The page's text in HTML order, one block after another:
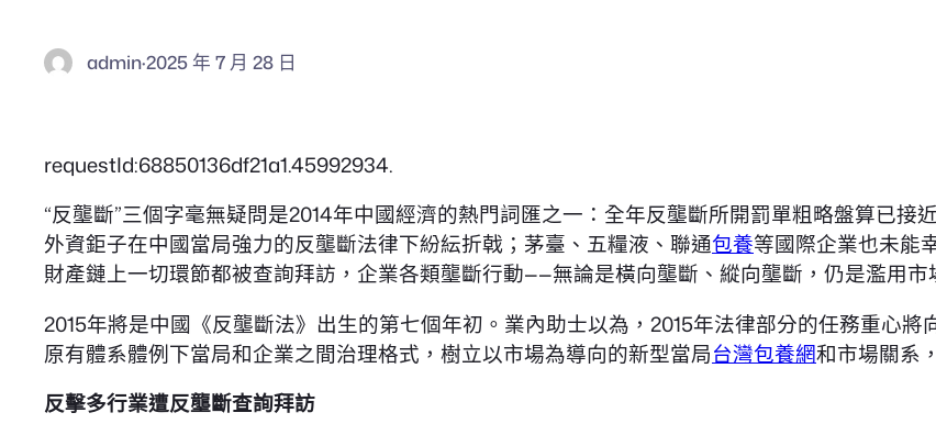
admin·2025 年 7 月 28 日
requestId:68850136df21a1.45992934.
“反壟斷”三個字毫無疑問是2014年中國經濟的熱門詞匯之一：全年反壟斷所開罰單粗略盤算已接
外資鉅子在中國當局強力的反壟斷法律下紛紜折戟；茅臺、五糧液、聯通包養等國際企業也未能
財產鏈上一切環節都被查詢拜訪，企業各類壟斷行動——無論是橫向壟斷、縱向壟斷，仍是濫用市
2015年將是中國《反壟斷法》出生的第七個年初。業內助士以為，2015年法律部分的任務重心
原有體系體例下當局和企業之間治理格式，樹立以市場為導向的新型當局台灣包養網和市場關系
反擊多行業遭反壟斷查詢拜訪